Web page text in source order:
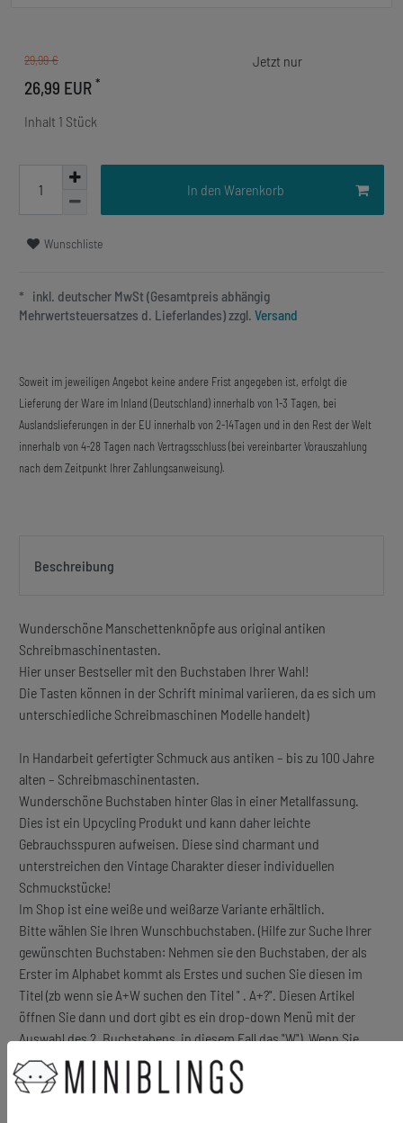
29,99 €
26,99 EUR *
Inhalt 1 Stück
In den Warenkorb
Wunschliste
* inkl. deutscher MwSt (Gesamtpreis abhängig
Mehrwertsteuersatzes d. Lieferlandes) zzgl. Versand
Soweit im jeweiligen Angebot keine andere Frist angegeben ist, erfolgt die
Lieferung der Ware im Inland (Deutschland) innerhalb von 1-3 Tagen, bei
Auslandslieferungen in der EU innerhalb von 2-14Tagen und in den Rest der Welt
innerhalb von 4-28 Tagen nach Vertragsschluss (bei vereinbarter Vorauszahlung
nach dem Zeitpunkt Ihrer Zahlungsanweisung).
Beschreibung
Wunderschöne Manschettenknöpfe aus original antiken
Schreibmaschinentasten.
Hier unser Bestseller mit den Buchstaben Ihrer Wahl!
Die Tasten können in der Schrift minimal variieren, da es sich um
unterschiedliche Schreibmaschinen Modelle handelt)
In Handarbeit gefertigter Schmuck aus antiken – bis zu 100 Jahre
alten – Schreibmaschinentasten.
Wunderschöne Buchstaben hinter Glas in einer Metallfassung.
Dies ist ein Upcycling Produkt und kann daher leichte
Gebrauchsspuren aufweisen. Diese sind charmant und
unterstreichen den Vintage Charakter dieser individuellen
Schmuckstücke!
Im Shop ist eine weiße und weißarze Variante erhältlich.
Bitte wählen Sie Ihren Wunschbuchstaben. (Hilfe zur Suche Ihrer
gewünschten Buchstaben: Nehmen sie den Buchstaben, der als
Erster im Alphabet kommt als Erstes und suchen Sie diesen im
Titel (zb wenn sie A+W suchen den Titel " . A+?". Diesen Artikel
öffnen Sie dann und dort gibt es ein drop-down Menü mit der
Auswahl des 2. Buchstabens, in diesem Fall das "W"). Wenn Sie
über die Suche gehen, geben sie einfach "A+?" ein und wählen Sie
dort den entsprechenden Artikel aus.